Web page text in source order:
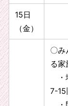
15日
（金）
〇み
る
・
7-15